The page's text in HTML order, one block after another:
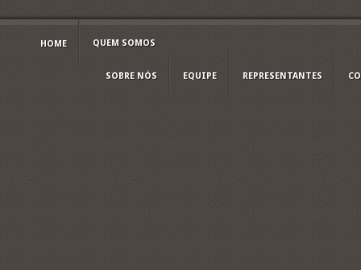
HOME QUEM SOMOS
SOBRE NÓS EQUIPE REPRESENTANTES